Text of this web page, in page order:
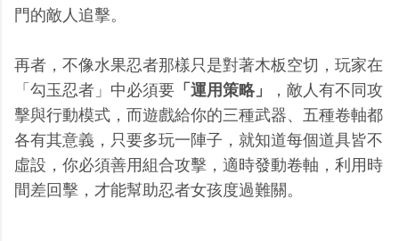
門的敵人追擊。
再者，不像水果忍者那樣只是對著木板空切，玩家在
「勾玉忍者」中必須要 「運用策略」
，敵人有不同攻
擊與行動模式，而遊戲給你的三種武器、五種卷軸都
各有其意義，只要多玩一陣子，就知道每個道具皆不
虛設，你必須善用組合攻擊，適時發動卷軸，利用時
間差回擊，才能幫助忍者女孩度過難關。